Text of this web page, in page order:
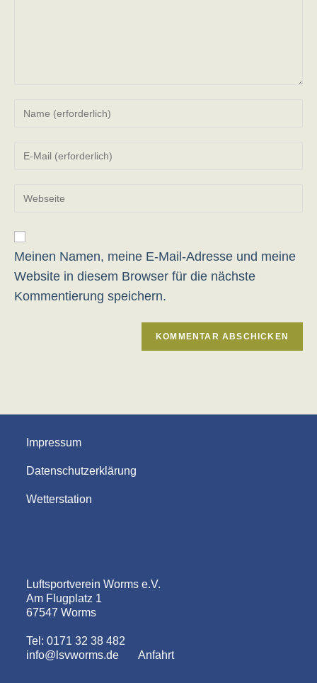
oder
Kommentieren
Mail-
Kommentieren
ein
ein
(optional)
Meinen Namen, meine E-Mail-Adresse und meine
Website in diesem Browser für die nächste
Kommentierung speichern.
Impressum
Datenschutzerklärung
Wetterstation
Luftsportverein Worms e.V.
Am Flugplatz 1
67547 Worms
Tel: 0171 32 38 482
info@lsvworms.de
Anfahrt